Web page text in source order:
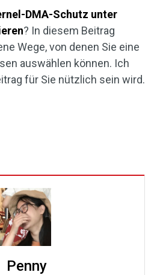
DMA-Schutz unter
? In diesem Beitrag
Wege, von denen Sie eine
auswählen können. Ich
für Sie nützlich sein wird.
Penny